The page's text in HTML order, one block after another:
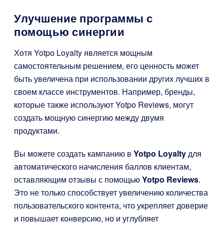
Улучшение программы с
помощью синергии
Хотя Yotpo Loyalty является мощным
самостоятельным решением, его ценность может
быть увеличена при использовании других лучших в
своем классе инструментов. Например, бренды,
которые также используют Yotpo Reviews, могут
создать мощную синергию между двумя
продуктами.
Вы можете создать кампанию в Yotpo Loyaltyдля
автоматического начисления баллов клиентам,
оставляющим отзывы с помощьюYotpo Reviews.
Это не только способствует увеличению количества
пользовательского контента, что укрепляет доверие
и повышает конверсию, но и углубляет